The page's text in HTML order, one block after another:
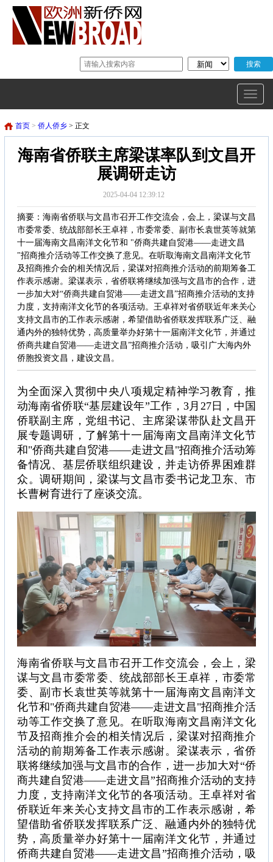
首页 > 侨人侨乡 > 正文
海南省侨联主席梁谋率队到文昌开
展调研走访
2025-04-04 12:39:12
摘要：海南省侨联与文昌市召开工作交流会，会上，梁谋与文昌
市委常委、统战部部长王卓祥，市委常委、副市长袁世英等就第
十一届海南文昌南洋文化节和 "侨商共建自贸港——走进文昌
"招商推介活动等工作交换了意见。在听取海南文昌南洋文化节
及招商推介会的相关情况后，梁谋对招商推介活动的前期筹备工
作表示感谢。梁谋表示，省侨联将继续加强与文昌市的合作，进
一步加大对“侨商共建自贸港——走进文昌”招商推介活动的支持
力度，支持南洋文化节的各项活动。王卓祥对省侨联近年来关心
支持文昌市的工作表示感谢，希望借助省侨联发挥联系广泛、融
通内外的独特优势，高质量举办好第十一届南洋文化节，并通过
侨商共建自贸港——走进文昌”招商推介活动，吸引广大海内外
侨胞投资文昌，建设文昌。
为全面深入贯彻中央八项规定精神学习教育，推
动海南省侨联“基层建设年”工作，3月27日，中国
侨联副主席，党组书记、主席梁谋带队赴文昌开
展专题调研，了解第十一届海南文昌南洋文化节
和"侨商共建自贸港——走进文昌"招商推介活动筹
备情况、基层侨联组织建设，并走访侨界困难群
众。调研期间，梁谋与文昌市委书记龙卫东、市
长曹树育进行了座谈交流。
海南省侨联与文昌市召开工作交流会，会上，梁
谋与文昌市委常委、统战部部长王卓祥，市委常
委、副市长袁世英等就第十一届海南文昌南洋文
化节和"侨商共建自贸港——走进文昌"招商推介活
动等工作交换了意见。在听取海南文昌南洋文化
节及招商推介会的相关情况后，梁谋对招商推介
活动的前期筹备工作表示感谢。梁谋表示，省侨
联将继续加强与文昌市的合作，进一步加大对“侨
商共建自贸港——走进文昌”招商推介活动的支持
力度，支持南洋文化节的各项活动。王卓祥对省
侨联近年来关心支持文昌市的工作表示感谢，希
望借助省侨联发挥联系广泛、融通内外的独特优
势，高质量举办好第十一届南洋文化节，并通过
侨商共建自贸港——走进文昌”招商推介活动，吸